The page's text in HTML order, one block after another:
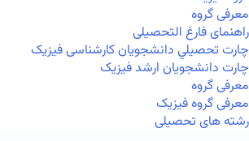
معرفی گروه
راهنمای فارغ التحصیلی
چارت تحصيلي دانشجویان کارشناسی فیزیک
چارت دانشجویان ارشد فیزیک
معرفی گروه
معرفی گروه فیزیک
رشته های تحصیلی